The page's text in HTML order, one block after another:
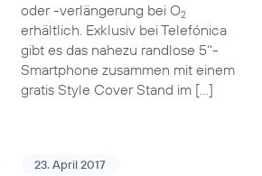
oder -verlängerung bei O2
erhältlich. Exklusiv bei Telefónica
gibt es das nahezu randlose 5‘‘-
Smartphone zusammen mit einem
gratis Style Cover Stand im […]
23. April 2017